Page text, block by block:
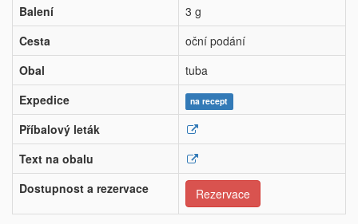
Balení
3 g
Cesta
oční podání
Obal
tuba
Expedice
na recept
Příbalový leták
Text na obalu
Dostupnost a rezervace
Rezervace